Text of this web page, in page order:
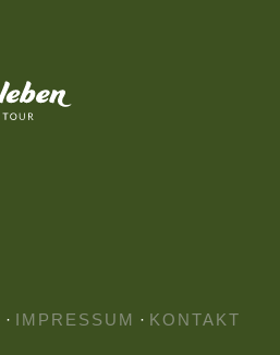
· IMPRESSUM · KONTAKT